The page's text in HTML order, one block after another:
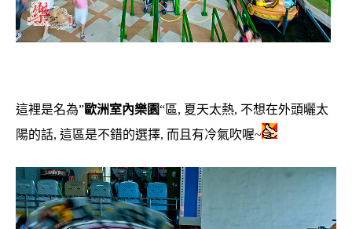
這裡是名為”歐洲室內樂園“區, 夏天太熱, 不想在外頭曬太
陽的話, 這區是不錯的選擇, 而且有冷氣吹喔~